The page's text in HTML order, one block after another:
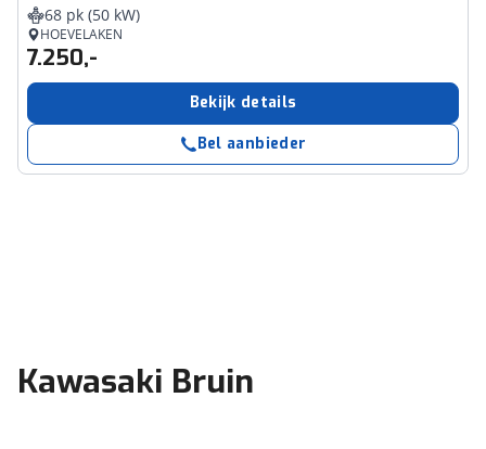
68 pk (50 kW)
HOEVELAKEN
7.250,-
Bekijk details
Bel aanbieder
Kawasaki Bruin